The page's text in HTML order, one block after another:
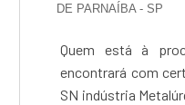
DE PARNAÍBA - SP
Quem está à
encontrará com
SN indústria